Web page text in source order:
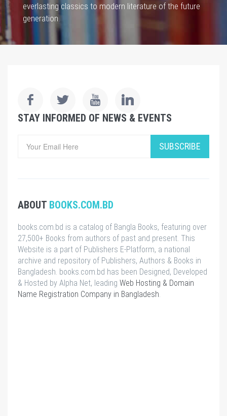
everlasting classics to modern literature of the future
generation.
STAY INFORMED OF NEWS & EVENTS
SUBSCRIBE
ABOUT BOOKS.COM.BD
books.com.bd is a catalog of Bangla Books, featuring over
27,500+ Books from authors of past and present. This
Website is a part of Publishers E-Platform, a national
archive and repository of Publishers, Authors & Books in
Bangladesh. books.com.bd has been Designed, Developed
& Hosted by Alpha Net, leading Web Hosting & Domain
Name Registration Company in Bangladesh.